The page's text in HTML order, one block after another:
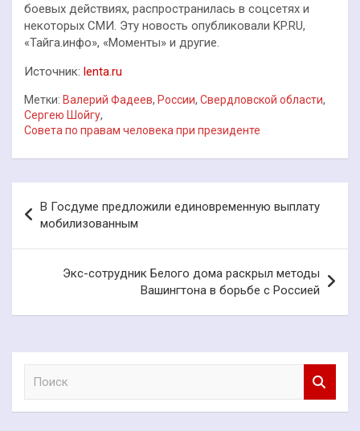
боевых действиях, распространилась в соцсетях и
некоторых СМИ. Эту новость опубликовали KP.RU,
«Тайга.инфо», «Моменты» и другие.
Источник: lenta.ru
Метки: Валерий Фадеев, России, Свердловской области,
Сергею Шойгу,
Совета по правам человека при президенте
по
записям
В Госдуме предложили единовременную выплату
мобилизованным
Экс-сотрудник Белого дома раскрыл методы
Вашингтона в борьбе с Россией